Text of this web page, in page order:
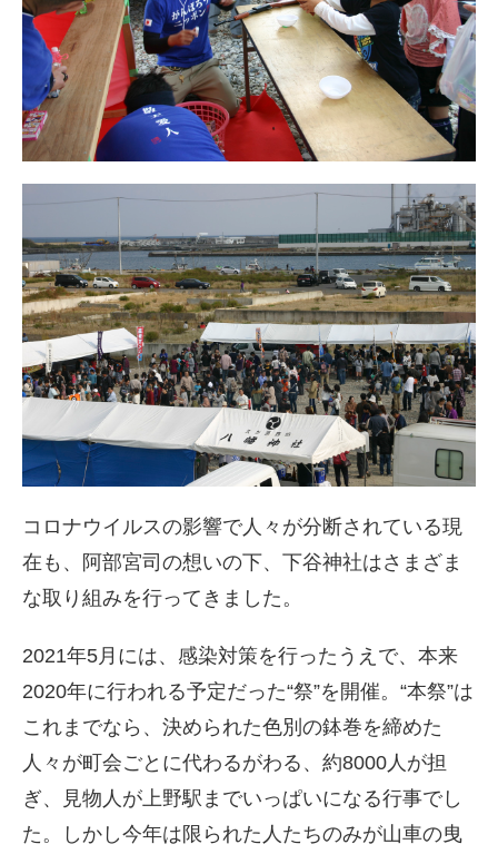
コロナウイルスの影響で人々が分断されている現
在も、阿部宮司の想いの下、下谷神社はさまざま
な取り組みを行ってきました。
2021年5月には、感染対策を行ったうえで、本来
2020年に行われる予定だった“祭”を開催。“本祭”は
これまでなら、決められた色別の鉢巻を締めた
人々が町会ごとに代わるがわる、約8000人が担
ぎ、見物人が上野駅までいっぱいになる行事でし
た。しかし今年は限られた人たちのみが山車の曳